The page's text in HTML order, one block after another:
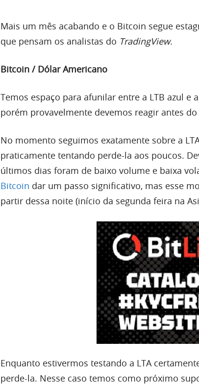
Mais um mês acabando e o Bitcoin segue
que pensam os analistas do TradingView.
Bitcoin / Dólar Americano
Temos espaço para afunilar entre a LTB azul e a
porém provavelmente devemos reagir antes
No momento seguimos exatamente sobre a
praticamente tentando perde-la aos poucos.
últimos dias foram de baixo volume e baixa
Bitcoin dar um passo significativo, mas esse
partir dessa noite (início da segunda feira na
Enquanto estivermos testando a LTA
perde-la. Nesse caso temos como próximo